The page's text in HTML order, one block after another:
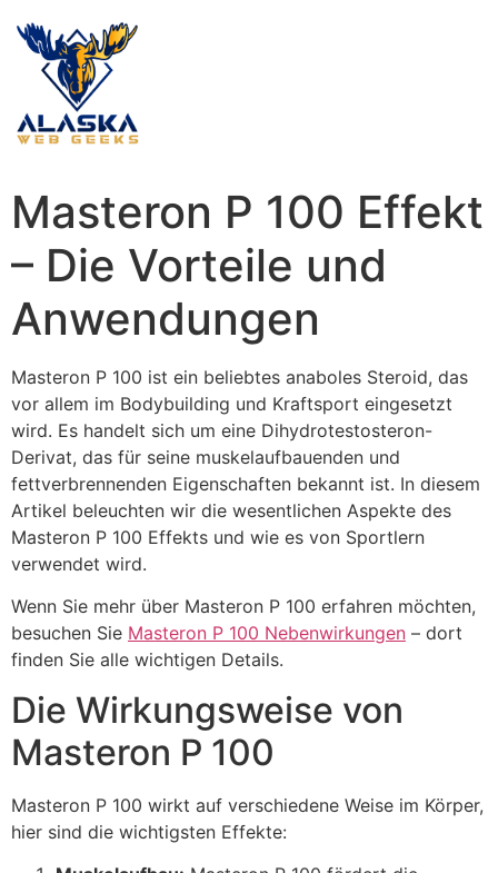
Masteron P 100 Effekt
– Die Vorteile und
Anwendungen
Masteron P 100 ist ein beliebtes anaboles Steroid, das
vor allem im Bodybuilding und Kraftsport eingesetzt
wird. Es handelt sich um eine Dihydrotestosteron-
Derivat, das für seine muskelaufbauenden und
fettverbrennenden Eigenschaften bekannt ist. In diesem
Artikel beleuchten wir die wesentlichen Aspekte des
Masteron P 100 Effekts und wie es von Sportlern
verwendet wird.
Wenn Sie mehr über Masteron P 100 erfahren möchten,
besuchen Sie Masteron P 100 Nebenwirkungen – dort
finden Sie alle wichtigen Details.
Die Wirkungsweise von
Masteron P 100
Masteron P 100 wirkt auf verschiedene Weise im Körper,
hier sind die wichtigsten Effekte: